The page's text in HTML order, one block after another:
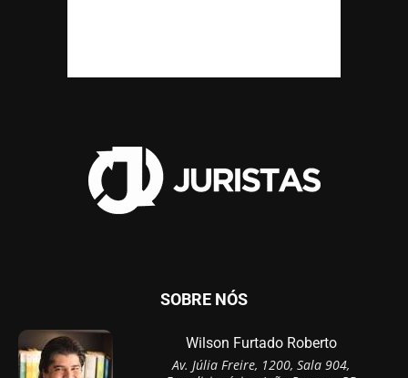
SOBRE NÓS
Wilson Furtado Roberto
Av. Júlia Freire, 1200, Sala 904,